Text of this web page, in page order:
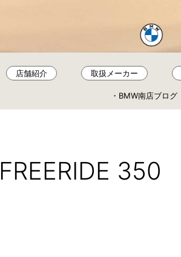
店舗紹介 取扱メーカー
BMW南店ブログ
FREERIDE 350